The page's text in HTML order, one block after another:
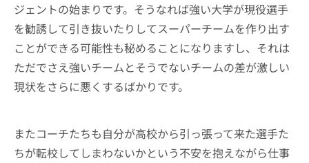
ジェントの始まりです。そうなれば強い大学が現役選手
を勧誘して引き抜いたりしてスーパーチームを作り出す
ことができる可能性も秘めることになりますし、それは
ただでさえ強いチームとそうでないチームの差が激しい
現状をさらに悪くするばかりです。
またコーチたちも自分が高校から引っ張って来た選手た
ちが転校してしまわないかという不安を抱えながら仕事